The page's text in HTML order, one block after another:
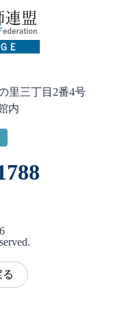
里三丁目2番4号
内